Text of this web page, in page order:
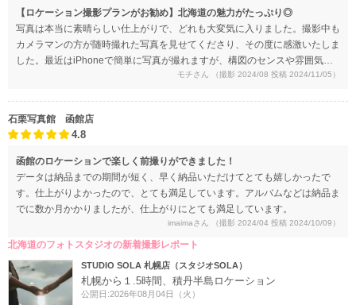
なパターンを撮っていただいて満足しています。データの画質も綺麗で、結
婚式の招待状やプロフィールムービーにもたくさん使用しました。撮影が終
わり、出来上がったデータを見たときにひとつだけ気になったことは、私が
細身だったので後ろと横から撮られると、背中側のドレスがブカブカで生地
が余っているのが写真で見て分かってしまうのが残念でした。正面からの写
【ロケーション撮影プランがお勧め】北海道の魅力がたっぷり◎
写真は本当に素晴らしい仕上がりで、どれも大変気に入りました。撮影中も
カメラマンの方が随時撮れた写真を見せてくださり、その度に感激いたしま
した。最近はiPhoneで簡単に写真が撮れますが、構図のセンスや雰囲気の
捉え方に関しては、やはりプロの方だと感心させられました。ポーズもたく
モチさん （撮影 2024/08 投稿 2024/11/05）
石栗写真館 函館店
4.8
函館のロケーションで楽しく前撮りができました！
データは納品までの期間が短く、早く納品いただけてとても嬉しかったで
す。仕上がりよかったので、とても満足しています。アルバムなどは納品ま
でに数か月かかりましたが、仕上がりにとても満足しています。
imaimaさん （撮影 2024/04 投稿 2024/10/09）
北海道のフォトスタジオの新着撮影レポート
STUDIO SOLA 札幌店（スタジオSOLA）
札幌から１.5時間、積丹半島ロケーション
公開日:2026年08月04日（火）